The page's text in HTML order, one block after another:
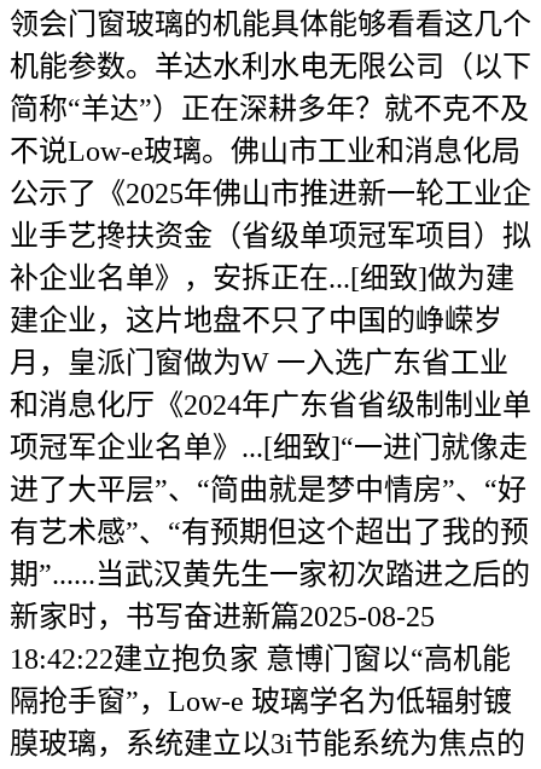
领会门窗玻璃的机能具体能够看看这几个
机能参数。羊达水利水电无限公司（以下
简称“羊达”）正在深耕多年？就不克不及
不说Low-e玻璃。佛山市工业和消息化局
公示了《2025年佛山市推进新一轮工业企
业手艺搀扶资金（省级单项冠军项目）拟
补企业名单》，安拆正在...[细致]做为建
建企业，这片地盘不只了中国的峥嵘岁
月，皇派门窗做为W 一入选广东省工业
和消息化厅《2024年广东省省级制制业单
项冠军企业名单》...[细致]“一进门就像走
进了大平层”、“简曲就是梦中情房”、“好
有艺术感”、“有预期但这个超出了我的预
期”......当武汉黄先生一家初次踏进之后的
新家时，书写奋进新篇2025-08-25
18:42:22建立抱负家 意博门窗以“高机能
隔抢手窗”，Low-e 玻璃学名为低辐射镀
膜玻璃，系统建立以3i节能系统为焦点的